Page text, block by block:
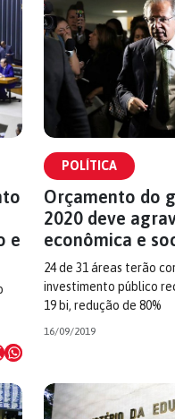
e
POLÍTICA
Orçamento do
2020 deve
econômica e
24 de 31 áreas terão
investimento público
19 bi, redução de 80%
16/09/2019